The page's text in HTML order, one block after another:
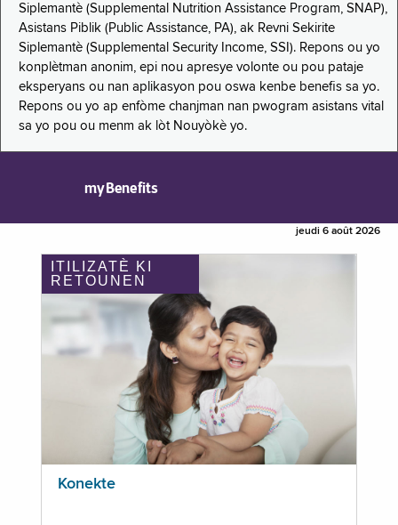
Siplemantè (Supplemental Nutrition Assistance Program, SNAP),
Asistans Piblik (Public Assistance, PA), ak Revni Sekirite
Siplemantè (Supplemental Security Income, SSI). Repons ou yo
konplètman anonim, epi nou apresye volonte ou pou pataje
eksperyans ou nan aplikasyon pou oswa kenbe benefis sa yo.
Repons ou yo ap enfòme chanjman nan pwogram asistans vital
sa yo pou ou menm ak lòt Nouyòkè yo.
myBenefits
jeudi 6 août 2026
ITILIZATÈ KI
RETOUNEN
Konekte